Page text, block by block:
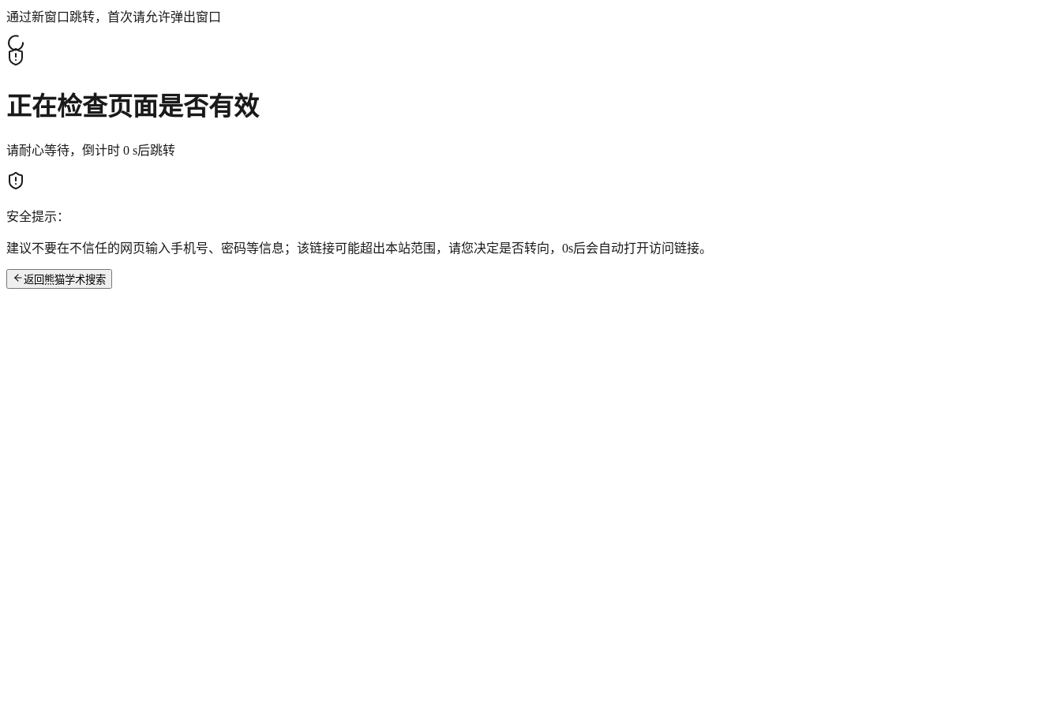
通过新窗口跳转，首次请允许弹出窗口
正在检查页面是否有效
请耐心等待，倒计时 0 s后跳转
安全提示：
建议不要在不信任的网页输入手机号、密码等信息；该链接可能超出本站范围，请您决定是否转向， 0s后会自动打开访问链接。
返回熊猫学术搜索